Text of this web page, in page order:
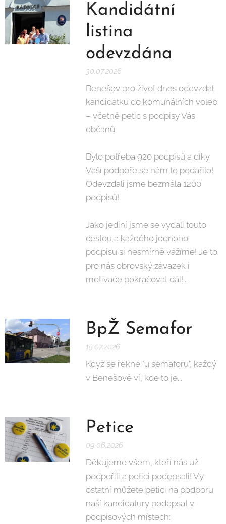
Kandidátní
listina
odevzdána
30.07.2026
Benešov pro život dnes odevzdal
kandidátku do komunálních voleb
– včetně petic s podpisy Vás
občanů.
Bylo potřeba 920 podpisů a díky
Vaší podpoře se nám to podařilo!
Odevzdali jsme bezmála 1200
podpisů!
Jako jediní jsme se vydali touto
cestou a každého jednoho
podpisu si nesmírně vážíme! Je to
pro nás obrovský závazek i
motivace pokračovat dál!...
BpŽ Semafor
15.07.2026
Když se řekne "u semaforu", každý
v Benešově ví, kde to je...
Petice
09.06.2026
Děkujeme všem, kteří nás už
podpořili a petici podepsali! Vy
ostatní můžete petici na podporu
naší kandidatury podepsat v
podpisových místech: